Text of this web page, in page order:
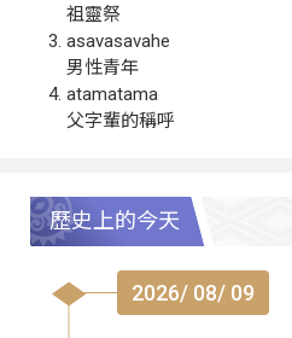
祖靈祭
asavasavahe
男性青年
atamatama
父字輩的稱呼
歷史上的今天
2026/ 08/ 09